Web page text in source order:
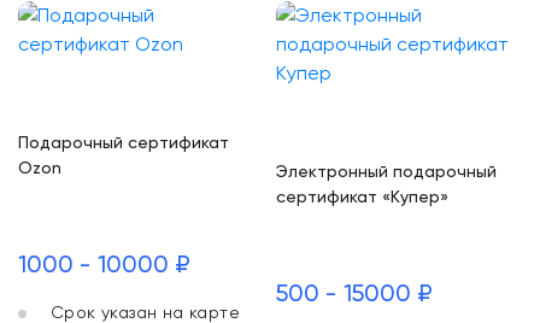
Подарочный сертификат
Ozon
1000 - 10000 ₽
Срок указан на карте
Электронный подарочный
сертификат «Купер»
500 - 15000 ₽